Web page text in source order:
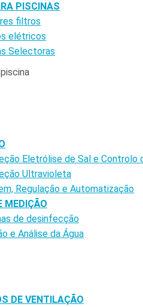
PISCINAS
filtros
elétricos
Selectoras
Eletrólise de Sal e Controlo
Ultravioleta
Regulação e Automatização
MEDIÇÃO
de desinfecção
e Análise da Água
DE VENTILAÇÃO